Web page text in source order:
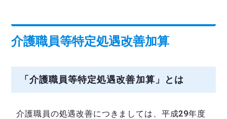
介護職員等特定処遇改善加算
「介護職員等特定処遇改善加算」とは
介護職員の処遇改善につきましては、平成29年度